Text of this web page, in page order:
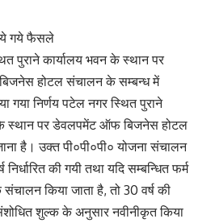
गये फैसले
पुराने कार्यालय भवन के स्थान पर
होटल संचालन के सम्बन्ध में
गया निर्णय पटेल नगर स्थित पुराने
स्थान पर डेवलपमेंट ऑफ बिजनेस होटल
है। उक्त पी०पी०पी० योजना संचालन
की गयी तथा यदि सम्बन्धित फर्म
संचालन किया जाता है, तो 30 वर्ष की
शुल्क के अनुसार नवीनीकृत किया